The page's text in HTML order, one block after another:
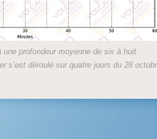
une profondeur moyenne de six à huit
s’est déroulé sur quatre jours du 28